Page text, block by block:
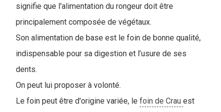
signifie que l'alimentation du rongeur doit être
principalement composée de végétaux.
Son alimentation de base est le foin de bonne qualité,
indispensable pour sa digestion et l’usure de ses
dents.
On peut lui proposer à volonté.
Le foin peut être d'origine variée, le foin de Crau est